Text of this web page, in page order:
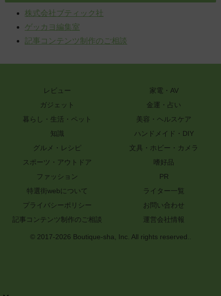
株式会社ブティック社
ゲッカヨ編集室
記事コンテンツ制作のご相談
レビュー
家電・AV
ガジェット
金運・占い
暮らし・生活・ペット
美容・ヘルスケア
知識
ハンドメイド・DIY
グルメ・レシピ
文具・ホビー・カメラ
スポーツ・アウトドア
嗜好品
ファッション
PR
特選街webについて
ライター一覧
プライバシーポリシー
お問い合わせ
記事コンテンツ制作のご相談
運営会社情報
© 2017-2026 Boutique-sha, Inc. All rights reserved..